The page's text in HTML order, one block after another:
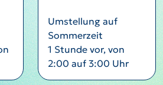
Umstellung auf
Sommerzeit
1 Stunde vor, von
2:00 auf 3:00 Uhr